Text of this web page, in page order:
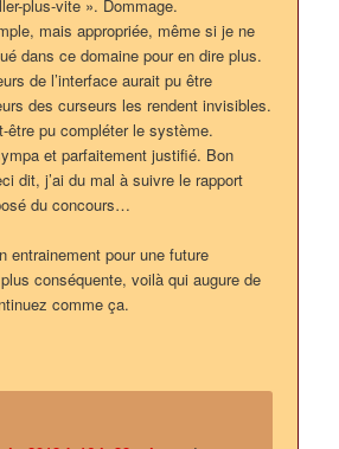
plus-vite ». Dommage.
mais appropriée, même si je ne
dans ce domaine pour en dire plus.
de l’interface aurait pu être
des curseurs les rendent invisibles.
être pu compléter le système.
et parfaitement justifié. Bon
dit, j’ai du mal à suivre le rapport
du concours…
entrainement pour une future
conséquente, voilà qui augure de
comme ça.